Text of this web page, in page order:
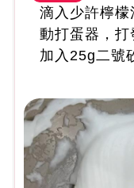
滴入少許檸
動打蛋器，打
加入25g二號